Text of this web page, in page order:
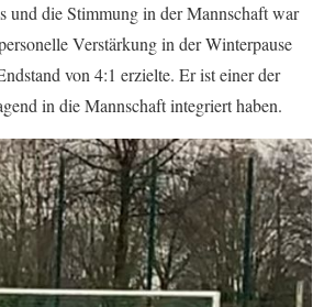
und die Stimmung in der Mannschaft war
Verstärkung in der Winterpause
von 4:1 erzielte. Er ist einer der
in die Mannschaft integriert haben.